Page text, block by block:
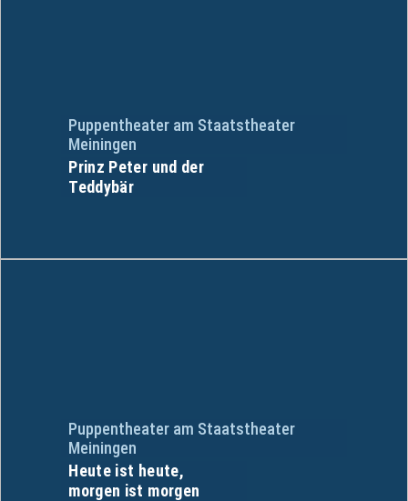
Puppentheater am Staatstheater
Meiningen
Prinz Peter und der
Teddybär
Puppentheater am Staatstheater
Meiningen
Heute ist heute,
morgen ist morgen